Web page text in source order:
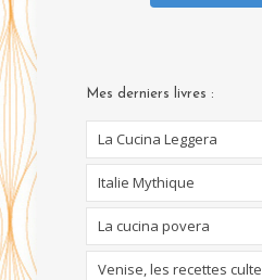
Mes derniers livres :
La Cucina Leggera
Italie Mythique
La cucina povera
Venise, les recettes culte